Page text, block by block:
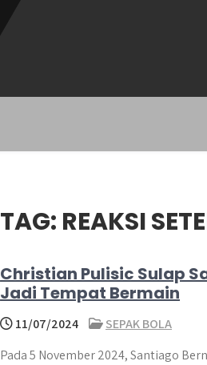
TAG: REAKSI
Christian Pulisic Sulap
Jadi Tempat Bermain
11/07/2024
SEPAK BOLA
Pada 5 November 2024, Santiago